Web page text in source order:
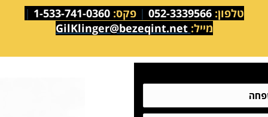
טלפון: 052-3339566
| פקס: 1-533-741-0360
|
מייל: GilKlinger@bezeqint.net